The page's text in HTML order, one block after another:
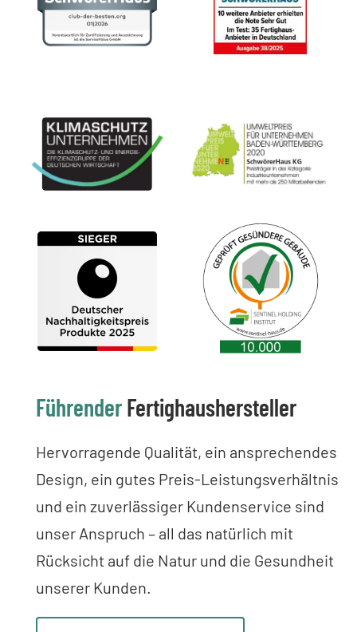
FührenderFertighaushersteller
Hervorragende Qualität, ein ansprechendes
Design, ein gutes Preis-Leistungsverhältnis
und ein zuverlässiger Kundenservice sind
unser Anspruch – all das natürlich mit
Rücksicht auf die Natur und die Gesundheit
unserer Kunden.